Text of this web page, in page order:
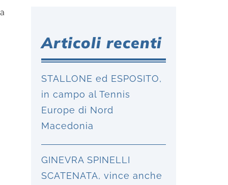
Articoli recenti
STALLONE ed ESPOSITO,
in campo al Tennis
Europe di Nord
Macedonia
GINEVRA SPINELLI
SCATENATA, vince anche